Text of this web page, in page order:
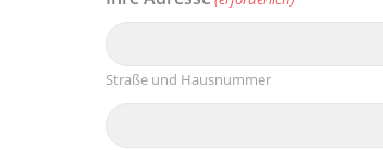
Straße und Hausnummer